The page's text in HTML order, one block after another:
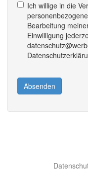
Ich willige in die
Bearbeitung
Einwilligung
Absenden